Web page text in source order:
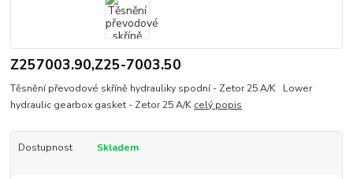
Z257003.90,Z25-7003.50
Těsnění převodové skříně hydrauliky spodní - Zetor 25 A/K Lower
hydraulic gearbox gasket - Zetor 25 A/K celý popis
Dostupnost Skladem